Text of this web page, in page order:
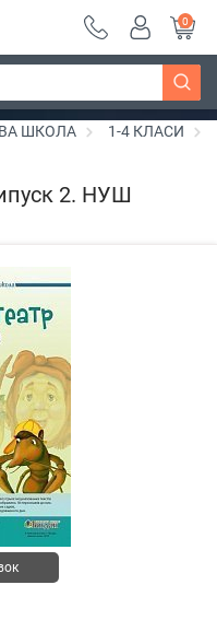
~
Дізнатись більше
0
ШКОЛА 1-4 КЛАСИ
2. НУШ